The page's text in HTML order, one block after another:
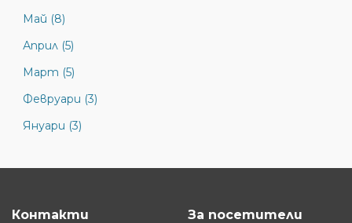
Май (8)
Април (5)
Март (5)
Февруари (3)
Януари (3)
Контакти За посетители